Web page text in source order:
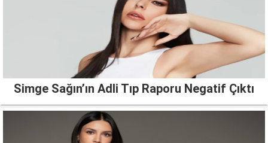
Simge Sağın’ın Adli Tıp Raporu Negatif Çıktı